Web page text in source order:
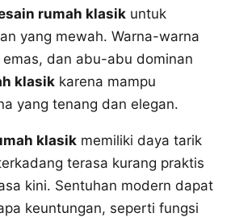
rumah klasik untuk
yang mewah. Warna-warna
dan abu-abu dominan
klasik karena mampu
yang tenang dan elegan.
klasik memiliki daya tarik
terasa kurang praktis
kini. Sentuhan modern dapat
keuntungan, seperti fungsi